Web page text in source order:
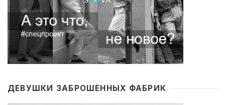
ДЕВУШКИ ЗАБРОШЕННЫХ ФАБРИК